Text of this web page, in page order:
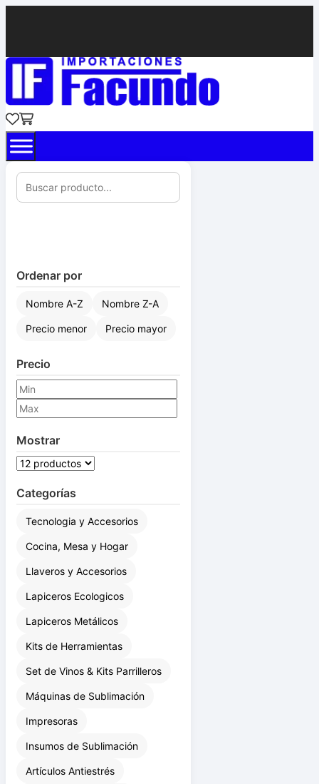
Ordenar por
Nombre A-Z Nombre Z-A
Precio menor Precio mayor
Precio
Mostrar
Categorías
Tecnologia y Accesorios
Cocina, Mesa y Hogar
Llaveros y Accesorios
Lapiceros Ecologicos
Lapiceros Metálicos
Kits de Herramientas
Set de Vinos & Kits Parrilleros
Máquinas de Sublimación
Impresoras
Insumos de Sublimación
Artículos Antiestrés